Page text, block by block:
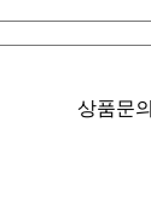
상품문의